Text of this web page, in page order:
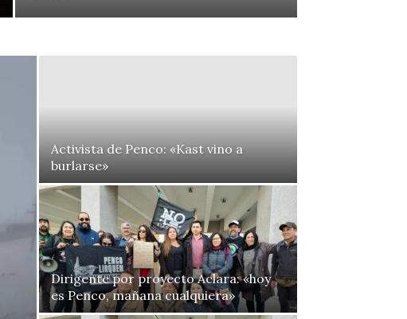
Activista de Penco: «Kast vino a
burlarse»
Dirigente por proyecto Aclara: «hoy
es Penco, mañana cualquiera»